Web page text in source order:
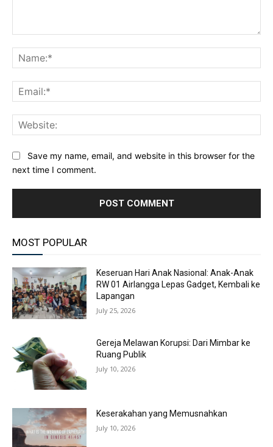
Save my name, email, and website in this browser for the
next time I comment.
MOST POPULAR
Keseruan Hari Anak Nasional: Anak-Anak
RW 01 Airlangga Lepas Gadget, Kembali ke
Lapangan
July 25, 2026
Gereja Melawan Korupsi: Dari Mimbar ke
Ruang Publik
July 10, 2026
Keserakahan yang Memusnahkan
July 10, 2026